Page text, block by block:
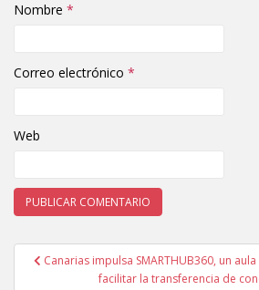
Nombre *
Correo electrónico *
Web
Navegación de
Canarias impulsa SMARTHUB360, un
facilitar la transferencia de